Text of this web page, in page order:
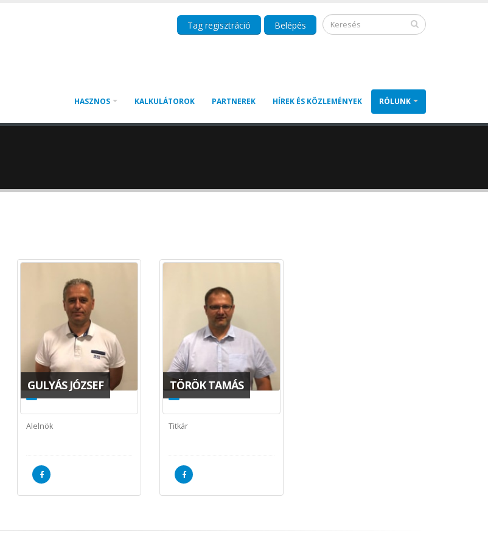
Tag regisztráció Belépés
HASZNOS KALKULÁTOROK PARTNEREK HÍREK ÉS KÖZLEMÉNYEK RÓLUNK
GULYÁS JÓZSEF
Alelnök
TÖRÖK TAMÁS
Titkár